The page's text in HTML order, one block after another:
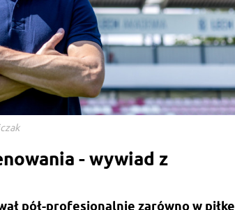
- wywiad z
pół-profesjonalnie zarówno w piłkę